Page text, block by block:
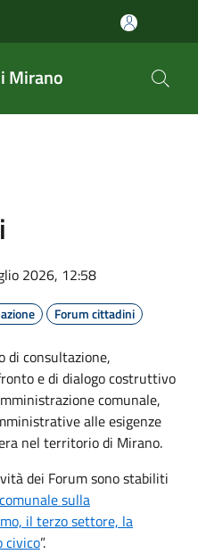
Mirano
2026, 12:58
Forum cittadini
di consultazione,
e di dialogo costruttivo
comunale,
alle esigenze
nel territorio di Mirano.
dei Forum sono stabiliti
sulla
il terzo settore, la
civico”.